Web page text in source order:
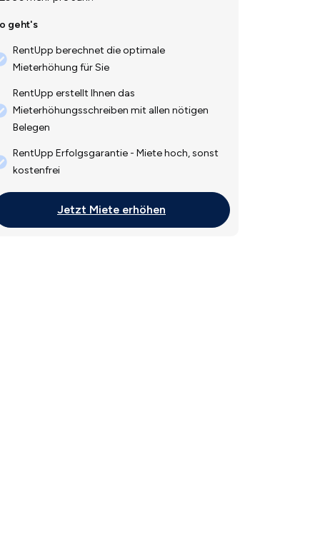
geht's
RentUpp berechnet die optimale
Mieterhöhung für Sie
RentUpp erstellt Ihnen das
Mieterhöhungsschreiben mit allen nötigen
Belegen
RentUpp Erfolgsgarantie - Miete hoch, sonst
kostenfrei
Jetzt Miete erhöhen